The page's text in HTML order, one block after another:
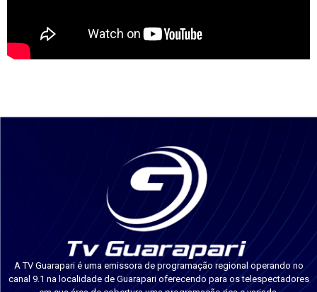
A TV Guarapari é uma emissora de programação regional operando no
canal 9.1 na localidade de Guarapari oferecendo para os telespectadores